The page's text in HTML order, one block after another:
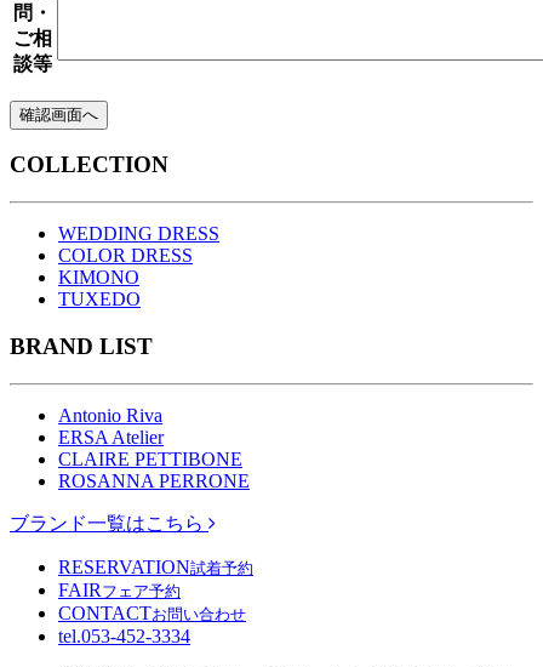
問・
ご相
談等
COLLECTION
WEDDING DRESS
COLOR DRESS
KIMONO
TUXEDO
BRAND LIST
Antonio Riva
ERSA Atelier
CLAIRE PETTIBONE
ROSANNA PERRONE
ブランド一覧はこちら
RESERVATION試着予約
FAIR フェア予約
CONTACTお問い合わせ
tel.053-452-3334